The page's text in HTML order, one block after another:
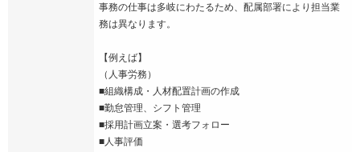
事務の仕事は多岐にわたるため、配属部署により担当業
務は異なります。
【例えば】
（人事労務）
■組織構成・人材配置計画の作成
■勤怠管理、シフト管理
■採用計画立案・選考フォロー
■人事評価